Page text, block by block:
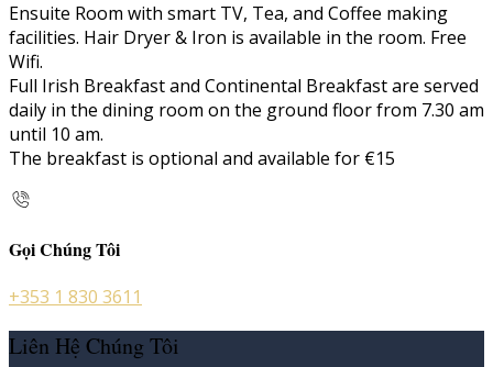
Ensuite Room with smart TV, Tea, and Coffee making
facilities. Hair Dryer & Iron is available in the room. Free
Wifi.
Full Irish Breakfast and Continental Breakfast are served
daily in the dining room on the ground floor from 7.30 am
until 10 am.
The breakfast is optional and available for €15
Gọi Chúng Tôi
+353 1 830 3611
Liên Hệ Chúng Tôi